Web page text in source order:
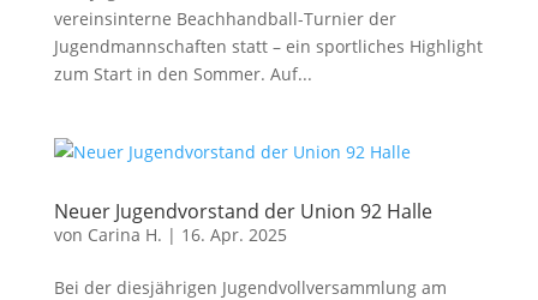
vereinsinterne Beachhandball-Turnier der
Jugendmannschaften statt – ein sportliches Highlight
zum Start in den Sommer. Auf...
Neuer Jugendvorstand der Union 92 Halle
von Carina H. | 16. Apr. 2025
Bei der diesjährigen Jugendvollversammlung am